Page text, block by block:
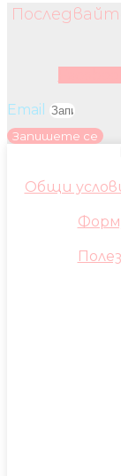
Email
Запишете се
Общи